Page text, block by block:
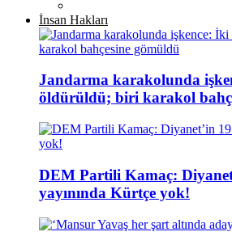
İnsan Hakları
Jandarma karakolunda
öldürüldü; biri karakol
DEM Partili Kamaç:
yayınında Kürtçe yok!